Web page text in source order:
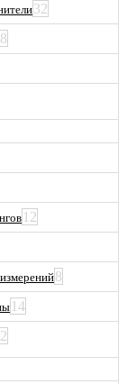
32
12
8
14
2